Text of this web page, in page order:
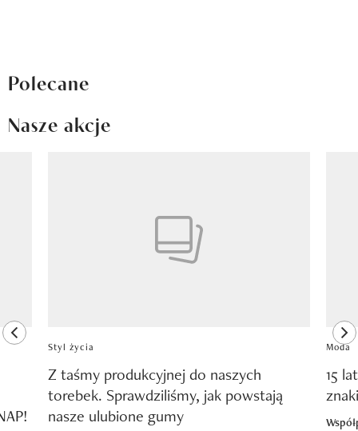
Polecane
Nasze akcje
previous element
Styl życia
Z taśmy produkcyjnej do naszych
torebek. Sprawdziliśmy, jak powstają
nasze ulubione gumy
Moda
15